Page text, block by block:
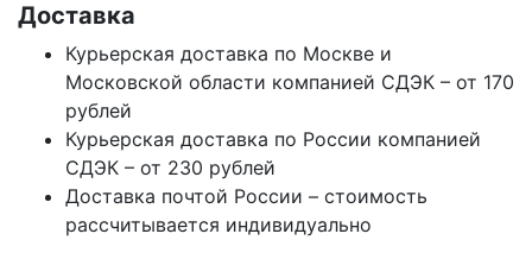
Доставка
Курьерская доставка по Москве и
Московской области компанией СДЭК – от 170
рублей
Курьерская доставка по России компанией
СДЭК – от 230 рублей
Доставка почтой России – стоимость
рассчитывается индивидуально